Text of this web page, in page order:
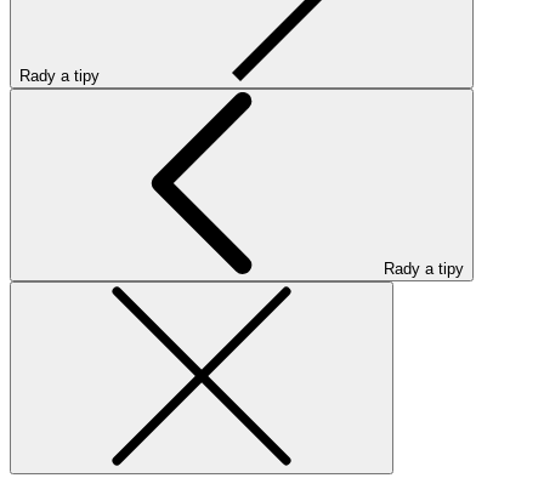
Rady a tipy
Rady a tipy